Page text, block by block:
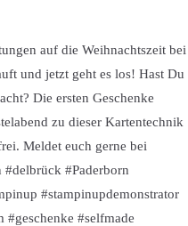
auf die Weihnachtszeit bei
und jetzt geht es los! Hast Du
Die ersten Geschenke
zu dieser Kartentechnik
Meldet euch gerne bei
#Paderborn
#stampinupdemonstrator
#geschenke #selfmade